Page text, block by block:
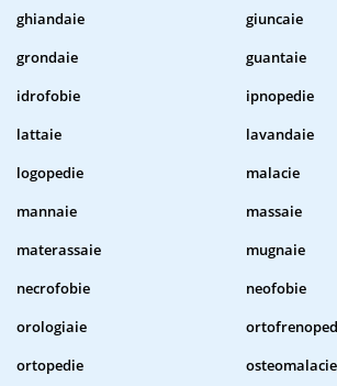
ghiandaie
giuncaie
grondaie
guantaie
idrofobie
ipnopedie
lattaie
lavandaie
logopedie
malacie
mannaie
massaie
materassaie
mugnaie
necrofobie
neofobie
orologiaie
ortopedie
osteomalacie